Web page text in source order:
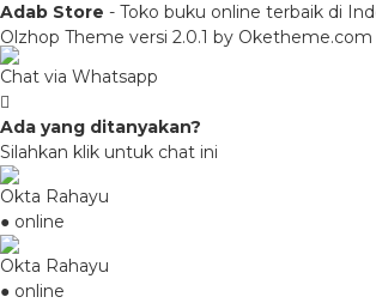
Adab Store - Toko buku online terbaik di
Olzhop Theme versi 2.0.1 by Oketheme.com
Chat via Whatsapp
Ada yang ditanyakan?
Silahkan klik untuk chat ini
Okta Rahayu
● online
Okta Rahayu
● online